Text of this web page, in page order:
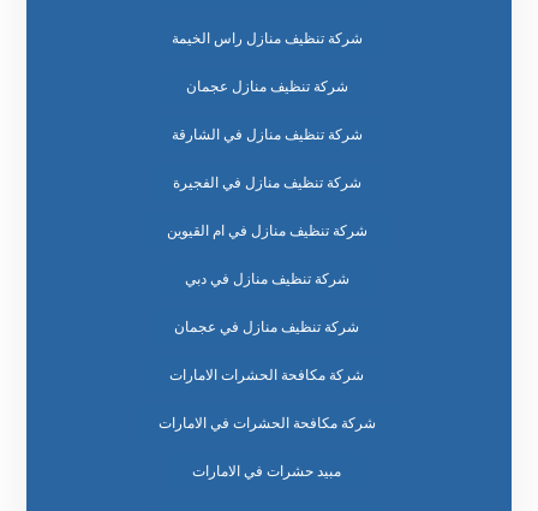
شركة تنظيف منازل راس الخيمة
شركة تنظيف منازل عجمان
شركة تنظيف منازل في الشارقة
شركة تنظيف منازل في الفجيرة
شركة تنظيف منازل في ام القيوين
شركة تنظيف منازل في دبي
شركة تنظيف منازل في عجمان
شركة مكافحة الحشرات الامارات
شركة مكافحة الحشرات في الامارات
مبيد حشرات في الامارات